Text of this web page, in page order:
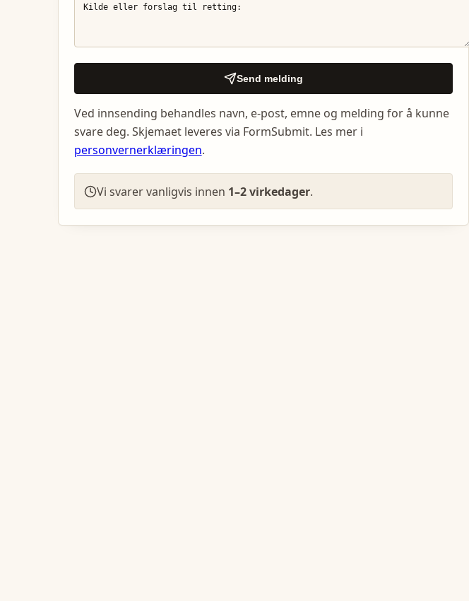
Send melding
Ved innsending behandles navn, e-post, emne og melding for å kunne
svare deg. Skjemaet leveres via FormSubmit. Les mer i
personvernerklæringen.
Vi svarer vanligvis innen 1–2 virkedager.